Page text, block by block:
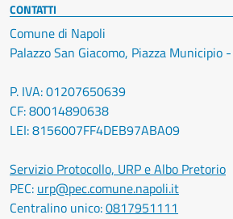
CONTATTI
Comune di Napoli
Palazzo San Giacomo, Piazza Municipio
P. IVA: 01207650639
CF: 80014890638
LEI: 8156007FF4DEB97ABA09
Servizio Protocollo, URP e Albo Pretorio
PEC: urp@pec.comune.napoli.it
Centralino unico:0817951111